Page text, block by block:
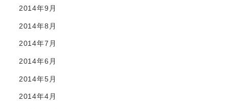
2014年9月
2014年8月
2014年7月
2014年6月
2014年5月
2014年4月